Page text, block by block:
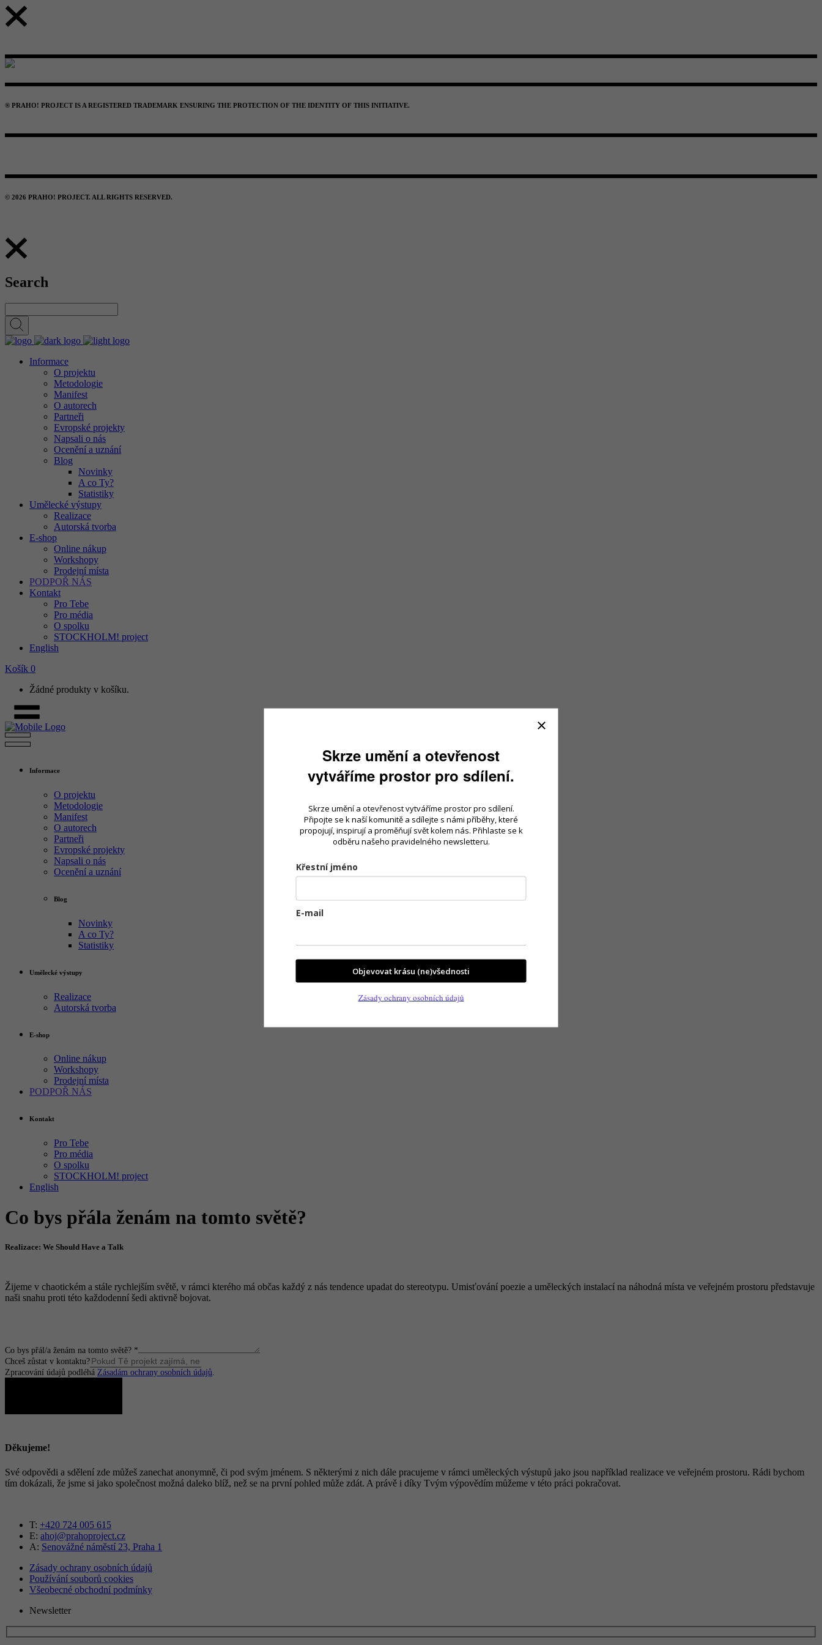
® PRAHO! PROJECT IS A REGISTERED TRADEMARK ENSURING THE PROTECTION OF THE IDENTITY OF THIS INITIATIVE.
© 2026 PRAHO! PROJECT. ALL RIGHTS RESERVED.
Search
Informace
O projektu
Metodologie
Manifest
O autorech
Partneři
Evropské projekty
Napsali o nás
Ocenění a uznání
Blog
Novinky
A co Ty?
Statistiky
Umělecké výstupy
Realizace
Autorská tvorba
E-shop
Online nákup
Workshopy
Prodejní místa
PODPOŘ NÁS
Kontakt
Pro Tebe
Pro média
O spolku
STOCKHOLM! project
English
Košík 0
Žádné produkty v košíku.
Informace
O projektu
Metodologie
Manifest
O autorech
Partneři
Evropské projekty
Napsali o nás
Ocenění a uznání
Blog
Novinky
A co Ty?
Statistiky
Umělecké výstupy
Realizace
Autorská tvorba
E-shop
Online nákup
Workshopy
Prodejní místa
PODPOŘ NÁS
Kontakt
Pro Tebe
Pro média
O spolku
STOCKHOLM! project
English
Co bys přála ženám na tomto světě?
Realizace: We Should Have a Talk
Žijeme v chaotickém a stále rychlejším světě, v rámci kterého má občas každý z nás tendence upadat do stereotypu. Umisťování poezie a uměleckých instalací na náhodná místa ve veřejném prostoru představuje
naši snahu proti této každodenní šedi aktivně bojovat.
Co bys přál/a ženám na tomto světě? *
Chceš zůstat v kontaktu?
Zpracování údajů podléhá Zásadám ochrany osobních údajů.
Děkujeme!
Své odpovědi a sdělení zde můžeš zanechat anonymně, či pod svým jménem. S některými z nich dále pracujeme v rámci uměleckých výstupů jako jsou například realizace ve veřejném prostoru. Rádi bychom
tím dokázali, že jsme si jako společnost možná daleko blíž, než se na první pohled může zdát. A právě i díky Tvým výpovědím můžeme v této práci pokračovat.
T: +420 724 005 615
E: ahoj@prahoproject.cz
A: Senovážné náměstí 23, Praha 1
Zásady ochrany osobních údajů
Používání souborů cookies
Všeobecné obchodní podmínky
Newsletter
Skrze umění a otevřenost
vytváříme prostor pro sdílení.
Skrze umění a otevřenost vytváříme prostor pro sdílení.
Připojte se k naší komunitě a sdílejte s námi příběhy, které
propojují, inspirují a proměňují svět kolem nás. Přihlaste se k
odběru našeho pravidelného newsletteru.
Křestní jméno
E-mail
Objevovat krásu (ne)všednosti
Zásady ochrany osobních údajů